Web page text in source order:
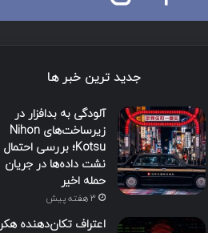
جدید ترین خبر ها
آلودگی به بدافزار در
زیرساخت‌های Nihon
Kotsu؛ بررسی احتمال
نشت داده‌ها در جریان
حمله اخیر
3 هفته پیش
اعتراف تکان‌دهنده هکر